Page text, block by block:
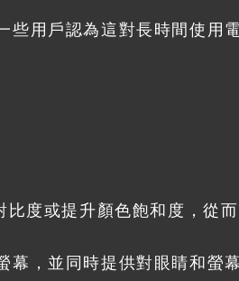
用戶認為這對長時間使用
度或提升顏色飽和度，從而
，並同時提供對眼睛和螢